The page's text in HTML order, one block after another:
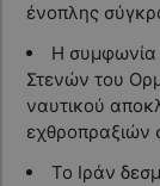
ένοπλης
Η συμφωνία
Στενών του
ναυτικού
εχθροπραξιών
Το Ιράν